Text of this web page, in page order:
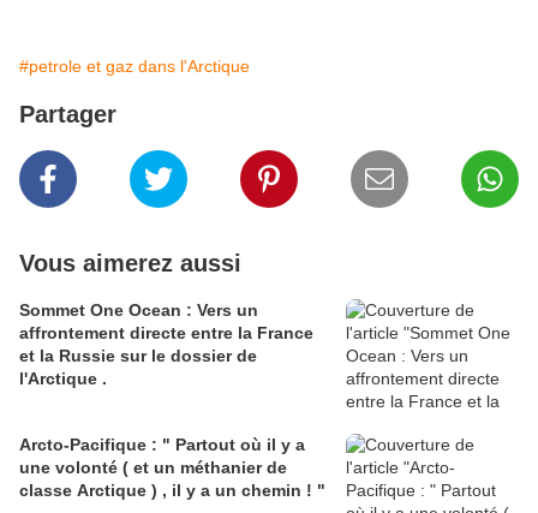
#petrole et gaz dans l'Arctique
Partager
Vous aimerez aussi
Sommet One Ocean : Vers un
affrontement directe entre la France
et la Russie sur le dossier de
l'Arctique .
Arcto-Pacifique : " Partout où il y a
une volonté ( et un méthanier de
classe Arctique ) , il y a un chemin ! "